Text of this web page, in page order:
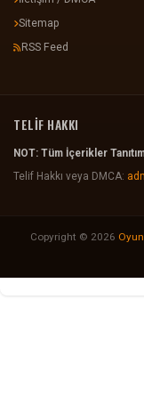
Sitemap
RSS Feed
TELİF HAKKI
NOT: Tüm İçerikler
Telif Hakkı veya DMCA:
Copyright © 2026